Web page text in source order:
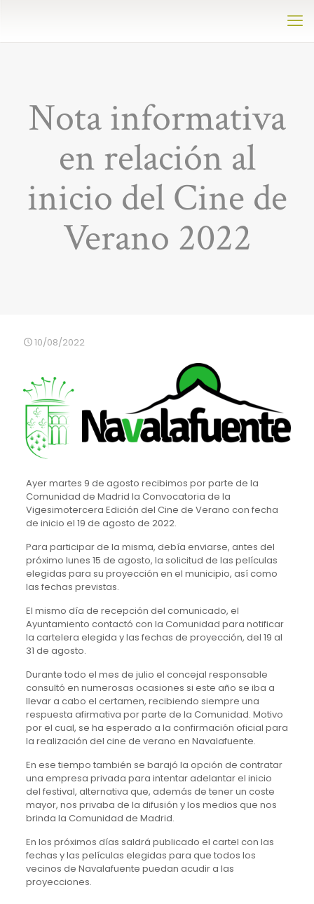
Nota informativa
en relación al
inicio del Cine de
Verano 2022
10/08/2022
Ayer martes 9 de agosto recibimos por parte de la
Comunidad de Madrid la Convocatoria de la
Vigesimotercera Edición del Cine de Verano con fecha
de inicio el 19 de agosto de 2022.
Para participar de la misma, debía enviarse, antes del
próximo lunes 15 de agosto, la solicitud de las películas
elegidas para su proyección en el municipio, así como
las fechas previstas.
El mismo día de recepción del comunicado, el
Ayuntamiento contactó con la Comunidad para notificar
la cartelera elegida y las fechas de proyección, del 19 al
31 de agosto.
Durante todo el mes de julio el concejal responsable
consultó en numerosas ocasiones si este año se iba a
llevar a cabo el certamen, recibiendo siempre una
respuesta afirmativa por parte de la Comunidad. Motivo
por el cual, se ha esperado a la confirmación oficial para
la realización del cine de verano en Navalafuente.
En ese tiempo también se barajó la opción de contratar
una empresa privada para intentar adelantar el inicio
del festival, alternativa que, además de tener un coste
mayor, nos privaba de la difusión y los medios que nos
brinda la Comunidad de Madrid.
En los próximos días saldrá publicado el cartel con las
fechas y las películas elegidas para que todos los
vecinos de Navalafuente puedan acudir a las
proyecciones.